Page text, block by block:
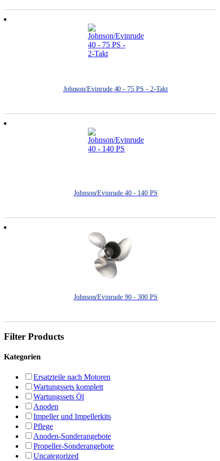
Johnson/Evinrude 40 - 75 PS - 2-Takt
Johnson/Evinrude 40 - 140 PS
Johnson/Evinrude 90 - 300 PS
Filter Products
Kategorien
Ersatzteile nach Motoren
Wartungssets komplett
Wartungssets Öl
Anoden
Impeller und Impellerkits
Pflege
Anoden-Sonderangebote
Propeller-Sonderangebote
Uncategorized